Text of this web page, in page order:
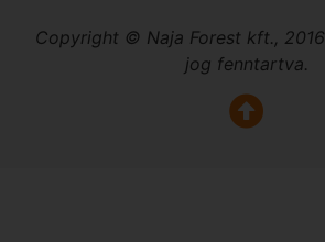
Copyright © Naja Forest kft.,
jog fenntartva.